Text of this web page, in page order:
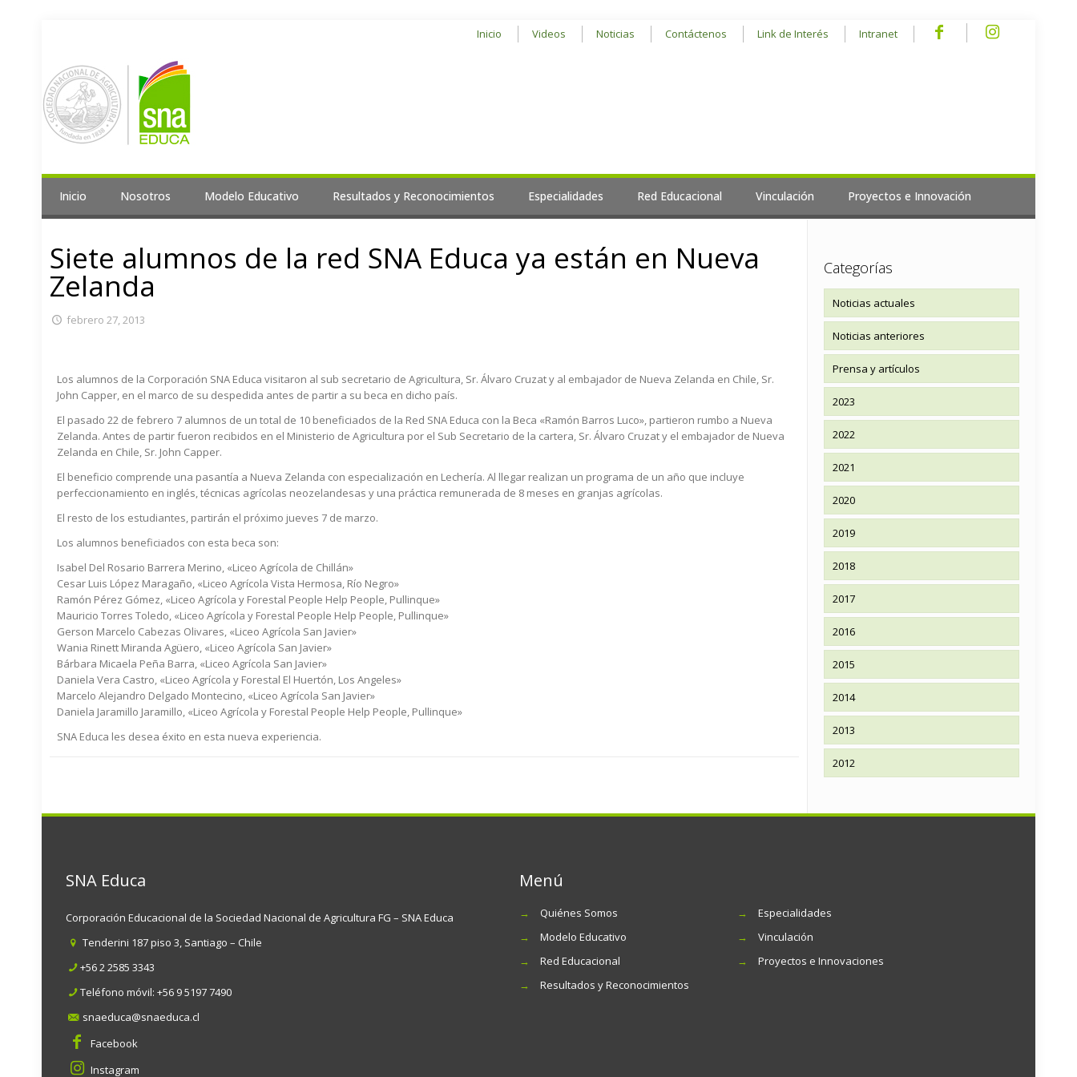
Inicio Videos Noticias Contáctenos Link de Interés Intranet
Inicio Nosotros Modelo Educativo Resultados y Reconocimientos Especialidades Red Educacional Vinculación Proyectos e Innovación
Siete alumnos de la red SNA Educa ya están en Nueva
Zelanda
febrero 27, 2013
Los alumnos de la Corporación SNA Educa visitaron al sub secretario de Agricultura, Sr. Álvaro Cruzat y al embajador de Nueva Zelanda en Chile, Sr.
John Capper, en el marco de su despedida antes de partir a su beca en dicho país.
El pasado 22 de febrero 7 alumnos de un total de 10 beneficiados de la Red SNA Educa con la Beca «Ramón Barros Luco», partieron rumbo a Nueva
Zelanda. Antes de partir fueron recibidos en el Ministerio de Agricultura por el Sub Secretario de la cartera, Sr. Álvaro Cruzat y el embajador de Nueva
Zelanda en Chile, Sr. John Capper.
El beneficio comprende una pasantía a Nueva Zelanda con especialización en Lechería. Al llegar realizan un programa de un año que incluye
perfeccionamiento en inglés, técnicas agrícolas neozelandesas y una práctica remunerada de 8 meses en granjas agrícolas.
El resto de los estudiantes, partirán el próximo jueves 7 de marzo.
Los alumnos beneficiados con esta beca son:
Isabel Del Rosario Barrera Merino, «Liceo Agrícola de Chillán»
Cesar Luis López Maragaño, «Liceo Agrícola Vista Hermosa, Río Negro»
Ramón Pérez Gómez, «Liceo Agrícola y Forestal People Help People, Pullinque»
Mauricio Torres Toledo, «Liceo Agrícola y Forestal People Help People, Pullinque»
Gerson Marcelo Cabezas Olivares, «Liceo Agrícola San Javier»
Wania Rinett Miranda Agüero, «Liceo Agrícola San Javier»
Bárbara Micaela Peña Barra, «Liceo Agrícola San Javier»
Daniela Vera Castro, «Liceo Agrícola y Forestal El Huertón, Los Angeles»
Marcelo Alejandro Delgado Montecino, «Liceo Agrícola San Javier»
Daniela Jaramillo Jaramillo, «Liceo Agrícola y Forestal People Help People, Pullinque»
SNA Educa les desea éxito en esta nueva experiencia.
Categorías
Noticias actuales
Noticias anteriores
Prensa y artículos
2023
2022
2021
2020
2019
2018
2017
2016
2015
2014
2013
2012
SNA Educa
Corporación Educacional de la Sociedad Nacional de Agricultura FG – SNA Educa
Tenderini 187 piso 3, Santiago – Chile
+56 2 2585 3343
Teléfono móvil:+56 9 5197 7490
snaeduca@snaeduca.cl
Facebook
Instagram
Menú
→
Quiénes Somos
→
Modelo Educativo
→
Red Educacional
→
Resultados y Reconocimientos
→
Especialidades
→
Vinculación
→
Proyectos e Innovaciones